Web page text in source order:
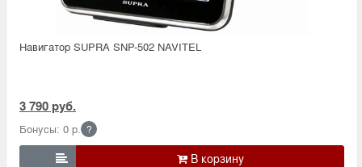
Навигатор SUPRA SNP-502 NAVITEL
3 790 руб.
Бонусы: 0 р. ?
